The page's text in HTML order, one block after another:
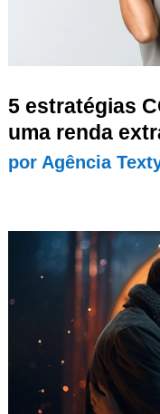
5 estratégias
uma renda
por Agência